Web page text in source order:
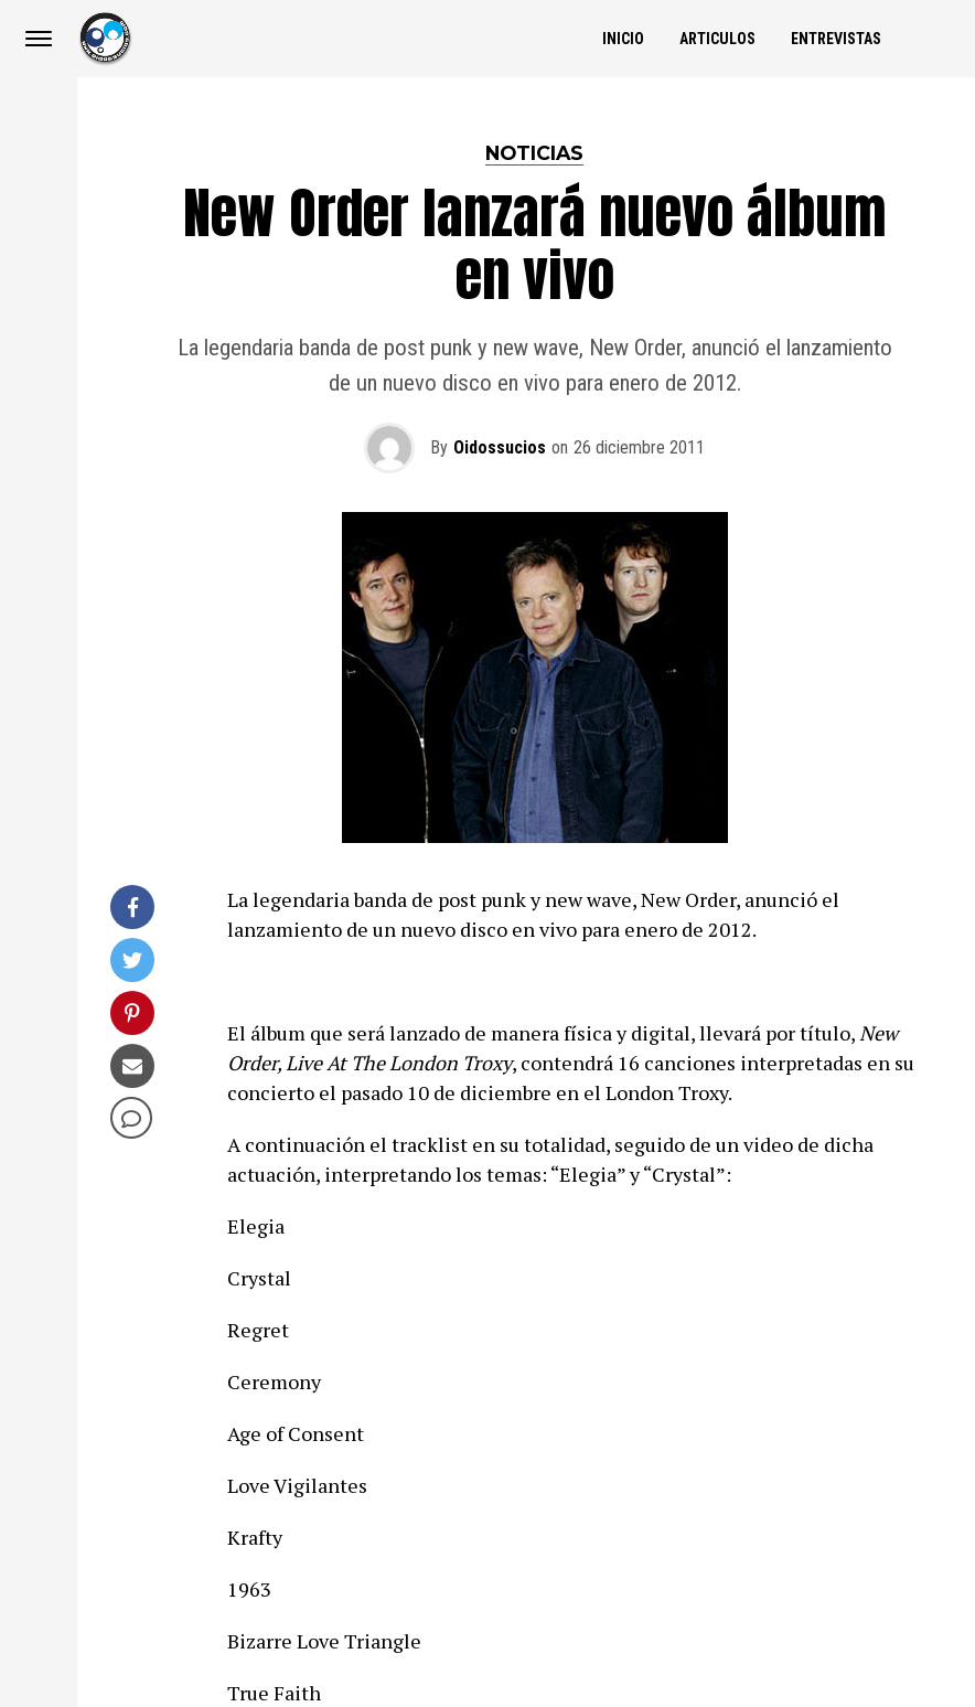
INICIO ARTICULOS ENTREVISTAS
NOTICIAS
New Order lanzará nuevo álbum
en vivo
La legendaria banda de post punk y new wave, New Order, anunció el lanzamiento
de un nuevo disco en vivo para enero de 2012.
By Oidossucios on 26 diciembre 2011
La legendaria banda de post punk y new wave, New Order, anunció el
lanzamiento de un nuevo disco en vivo para enero de 2012.
El álbum que será lanzado de manera física y digital, llevará por título,New
Order, Live At The London Troxy, contendrá 16 canciones interpretadas en su
concierto el pasado 10 de diciembre en el London Troxy.
A continuación el tracklist en su totalidad, seguido de un video de dicha
actuación, interpretando los temas: “Elegia” y “Crystal”:
Elegia
Crystal
Regret
Ceremony
Age of Consent
Love Vigilantes
Krafty
1963
Bizarre Love Triangle
True Faith